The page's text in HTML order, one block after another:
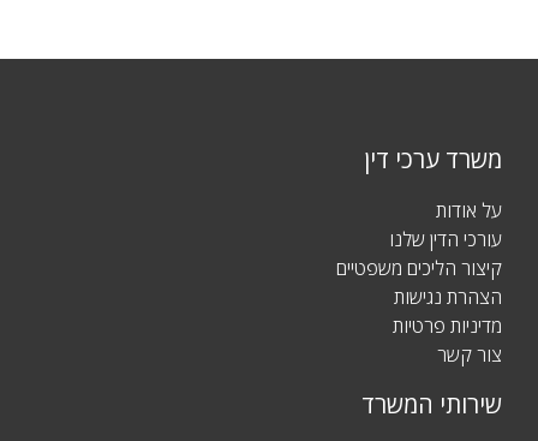
משרד ערכי דין
על אודות
עורכי הדין שלנו
קיצור הליכים משפטיים
הצהרת נגישות
מדיניות פרטיות
צור קשר
שירותי המשרד